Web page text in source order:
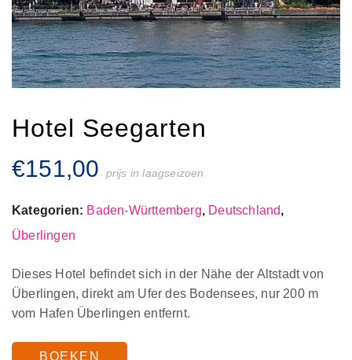
Hotel Seegarten
€151,00 prijs in laagseizoen
Kategorien: Baden-Württemberg, Deutschland,
Überlingen
Dieses Hotel befindet sich in der Nähe der Altstadt von
Überlingen, direkt am Ufer des Bodensees, nur 200 m
vom Hafen Überlingen entfernt.
BOEKEN